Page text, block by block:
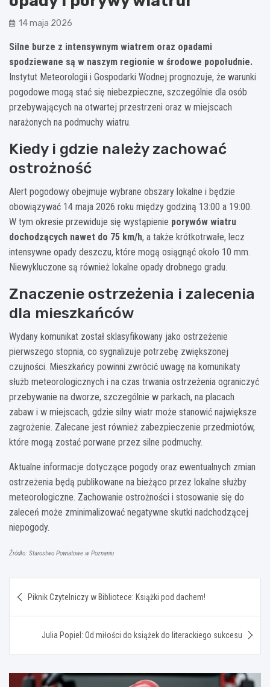
14 maja 2026
Silne burze z intensywnym wiatrem oraz opadami
spodziewane są w naszym regionie w środowe popołudnie.
Instytut Meteorologii i Gospodarki Wodnej prognozuje, że warunki
pogodowe mogą stać się niebezpieczne, szczególnie dla osób
przebywających na otwartej przestrzeni oraz w miejscach
narażonych na podmuchy wiatru.
Kiedy i gdzie należy zachować
ostrożność
Alert pogodowy obejmuje wybrane obszary lokalne i będzie
obowiązywać 14 maja 2026 roku między godziną 13:00 a 19:00.
W tym okresie przewiduje się wystąpienie porywów wiatru
dochodzących nawet do 75 km/h, a także krótkotrwałe, lecz
intensywne opady deszczu, które mogą osiągnąć około 10 mm.
Niewykluczone są również lokalne opady drobnego gradu.
Znaczenie ostrzeżenia i zalecenia
dla mieszkańców
Wydany komunikat został sklasyfikowany jako ostrzeżenie
pierwszego stopnia, co sygnalizuje potrzebę zwiększonej
czujności. Mieszkańcy powinni zwrócić uwagę na komunikaty
służb meteorologicznych i na czas trwania ostrzeżenia ograniczyć
przebywanie na dworze, szczególnie w parkach, na placach
zabaw i w miejscach, gdzie silny wiatr może stanowić największe
zagrożenie. Zalecane jest również zabezpieczenie przedmiotów,
które mogą zostać porwane przez silne podmuchy.
Aktualne informacje dotyczące pogody oraz ewentualnych zmian
ostrzeżenia będą publikowane na bieżąco przez lokalne służby
meteorologiczne. Zachowanie ostrożności i stosowanie się do
zaleceń może zminimalizować negatywne skutki nadchodzącej
niepogody.
Źródło: Starostwo Powiatowe w Poznaniu
wpisu
Piknik Czytelniczy w Bibliotece: Książki pod dachem!
Julia Popiel: Od miłości do książek do literackiego sukcesu